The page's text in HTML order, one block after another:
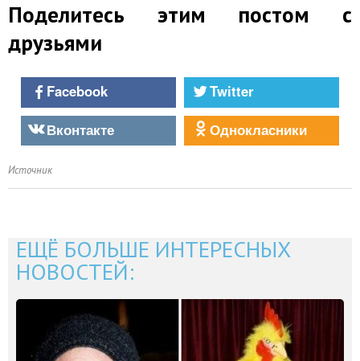
Поделитесь этим постом с
друзьями
Facebook
Twitter
Вконтакте
Однокласники
Источник
ЕЩЁ БОЛЬШЕ ИНТЕРЕСНЫХ
НОВОСТЕЙ: